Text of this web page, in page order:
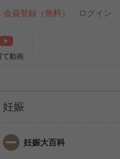
会員登録（無料） ログイン
て動画
妊娠
妊娠大百科